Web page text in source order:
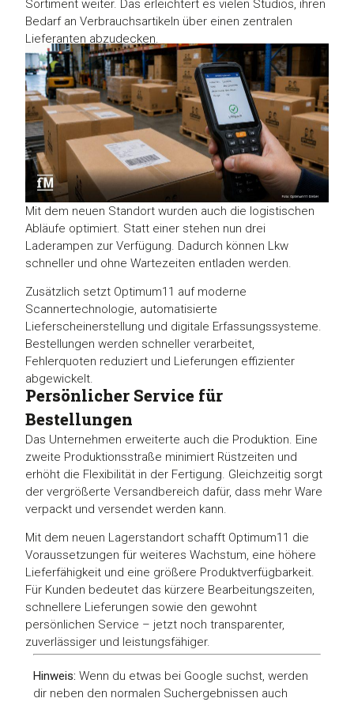
Sortiment weiter. Das erleichtert es vielen Studios, ihren
Bedarf an Verbrauchsartikeln über einen zentralen
Lieferanten abzudecken.
Mit dem neuen Standort wurden auch die logistischen
Abläufe optimiert. Statt einer stehen nun drei
Laderampen zur Verfügung. Dadurch können Lkw
schneller und ohne Wartezeiten entladen werden.
Zusätzlich setzt Optimum11 auf moderne
Scannertechnologie, automatisierte
Lieferscheinerstellung und digitale Erfassungssysteme.
Bestellungen werden schneller verarbeitet,
Fehlerquoten reduziert und Lieferungen effizienter
abgewickelt.
Persönlicher Service für
Bestellungen
Das Unternehmen erweiterte auch die Produktion. Eine
zweite Produktionsstraße minimiert Rüstzeiten und
erhöht die Flexibilität in der Fertigung. Gleichzeitig sorgt
der vergrößerte Versandbereich dafür, dass mehr Ware
verpackt und versendet werden kann.
Mit dem neuen Lagerstandort schafft Optimum11 die
Voraussetzungen für weiteres Wachstum, eine höhere
Lieferfähigkeit und eine größere Produktverfügbarkeit.
Für Kunden bedeutet das kürzere Bearbeitungszeiten,
schnellere Lieferungen sowie den gewohnt
persönlichen Service – jetzt noch transparenter,
zuverlässiger und leistungsfähiger.
Hinweis: Wenn du etwas bei Google suchst, werden
dir neben den normalen Suchergebnissen auch